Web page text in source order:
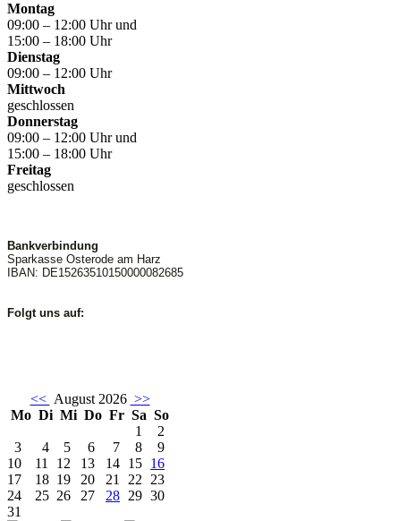
Montag
09:00 – 12:00 Uhr und
15:00 – 18:00 Uhr
Dienstag
09:00 – 12:00 Uhr
Mittwoch
geschlossen
Donnerstag
09:00 – 12:00 Uhr und
15:00 – 18:00 Uhr
Freitag
geschlossen
Bankverbindung
Sparkasse Osterode am Harz
IBAN: DE15263510150000082685
Folgt uns auf:
<< August 2026 >>
Mo Di Mi Do Fr Sa So
1
2
3
4 5 6 7 8
9
10
11 12 13 14 15 16
17
18 19 20 21 22 23
24
25 26 27 28 29 30
31